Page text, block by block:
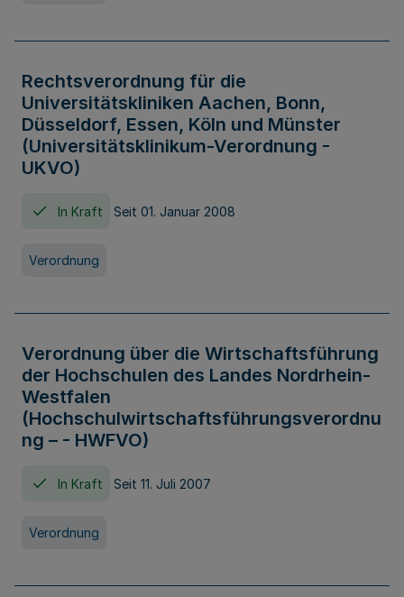
Rechtsverordnung für die
Universitätskliniken Aachen, Bonn,
Düsseldorf, Essen, Köln und Münster
(Universitätsklinikum-Verordnung -
UKVO)
In Kraft Seit 01. Januar 2008
Verordnung
Verordnung über die Wirtschaftsführung
der Hochschulen des Landes Nordrhein-
Westfalen
(Hochschulwirtschaftsführungsverordnu
ng – - HWFVO)
In Kraft Seit 11. Juli 2007
Verordnung